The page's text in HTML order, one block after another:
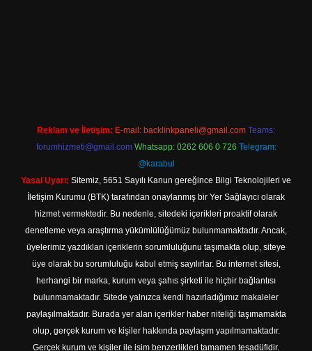
Reklam ve İletişim: E-mail: backlinkpaneli@gmail.com Teams:
forumhizmeti@gmail.com Whatsapp: 0262 606 0 726 Telegram:
@karabul
Yasal Uyarı: Sitemiz, 5651 Sayılı Kanun gereğince Bilgi Teknolojileri ve
İletişim Kurumu (BTK) tarafından onaylanmış bir Yer Sağlayıcı olarak
hizmet vermektedir. Bu nedenle, sitedeki içerikleri proaktif olarak
denetleme veya araştırma yükümlülüğümüz bulunmamaktadır. Ancak,
üyelerimiz yazdıkları içeriklerin sorumluluğunu taşımakta olup, siteye
üye olarak bu sorumluluğu kabul etmiş sayılırlar. Bu internet sitesi,
herhangi bir marka, kurum veya şahıs şirketi ile hiçbir bağlantısı
bulunmamaktadır. Sitede yalnızca kendi hazırladığımız makaleler
paylaşılmaktadır. Burada yer alan içerikler haber niteliği taşımamakta
olup, gerçek kurum ve kişiler hakkında paylaşım yapılmamaktadır.
Gerçek kurum ve kişiler ile isim benzerlikleri tamamen tesadüfidir.